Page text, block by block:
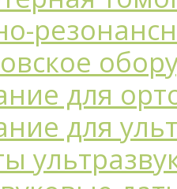
для
для